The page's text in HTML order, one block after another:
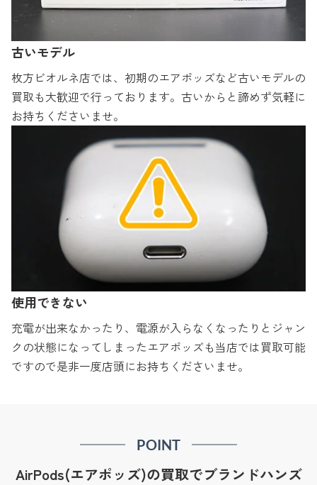
古いモデル
枚方ビオルネ店では、初期のエアポッズなど古いモデルの
買取も大歓迎で行っております。古いからと諦めず気軽に
お持ちくださいませ。
使用できない
充電が出来なかったり、電源が入らなくなったりとジャン
クの状態になってしまったエアポッズも当店では買取可能
ですので是非一度店頭にお持ちくださいませ。
POINT
AirPods(エアポッズ)の買取でブランドハンズ